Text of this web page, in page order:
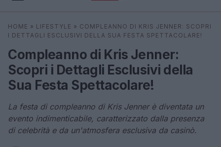
Cerca ⌕ ×
HOME » LIFESTYLE » COMPLEANNO DI KRIS JENNER: SCOPRI
I DETTAGLI ESCLUSIVI DELLA SUA FESTA SPETTACOLARE!
Compleanno di Kris Jenner:
Scopri i Dettagli Esclusivi della
Sua Festa Spettacolare!
La festa di compleanno di Kris Jenner è diventata un
evento indimenticabile, caratterizzato dalla presenza
di celebrità e da un'atmosfera esclusiva da casinò.